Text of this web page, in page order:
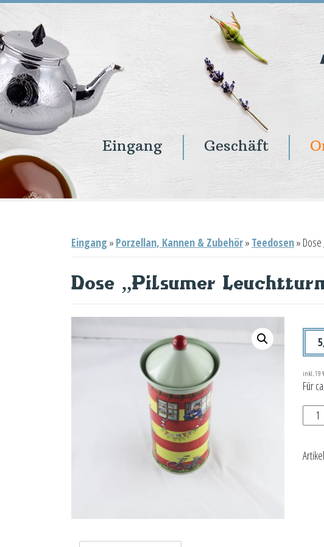
Eingang Geschäft
Eingang » Porzellan, Kannen & Zubehör» Teedosen» Dose
Dose „Pilsumer
inkl. 19
Für
Dose
100g
Eingang
Geschäft
Onlineshop
Warenkorb
Kontakt